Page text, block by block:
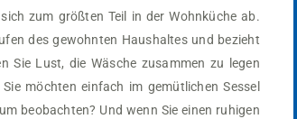
zum größten Teil in der Wohnküche ab.
des gewohnten Haushaltes und bezieht
Sie Lust, die Wäsche zusammen zu legen
möchten einfach im gemütlichen Sessel
beobachten? Und wenn Sie einen ruhigen